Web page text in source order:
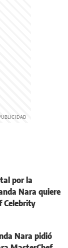
por la
Nara quiere
Celebrity
Nara pidió